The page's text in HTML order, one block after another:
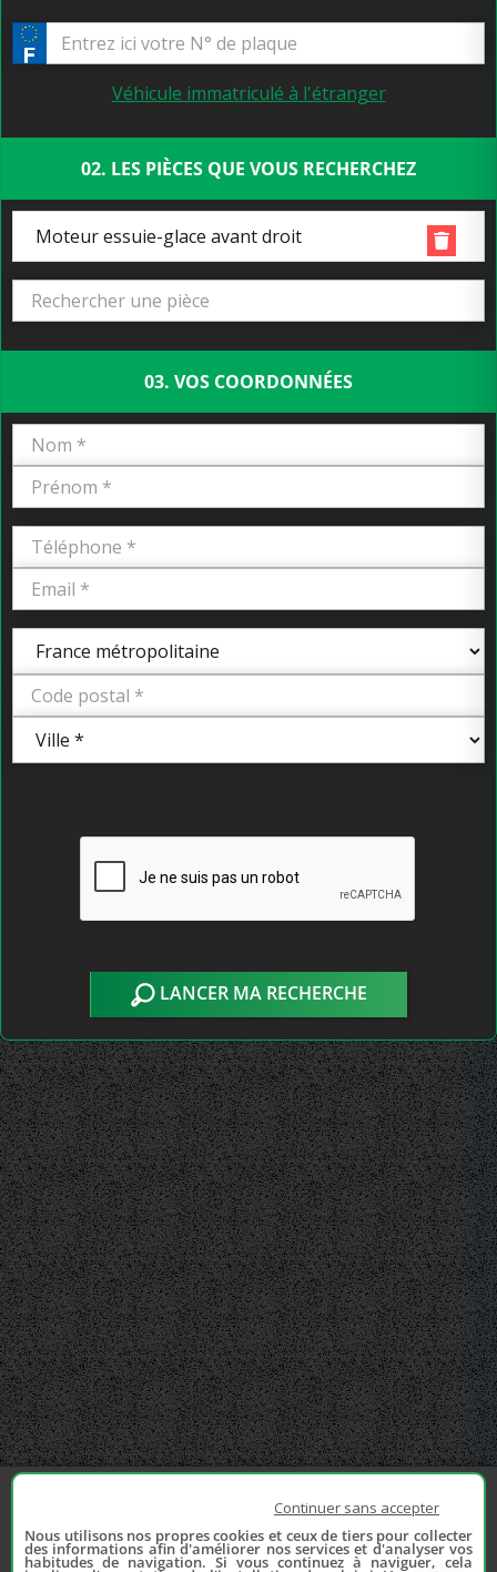
Véhicule immatriculé à l'étranger
02. LES PIÈCES QUE VOUS RECHERCHEZ
Moteur essuie-glace avant droit
03. VOS COORDONNÉES
LANCER MA RECHERCHE
Continuer sans accepter
Nous utilisons nos propres cookies et ceux de tiers pour collecter
des informations afin d'améliorer nos services et d'analyser vos
habitudes de navigation. Si vous continuez à naviguer, cela